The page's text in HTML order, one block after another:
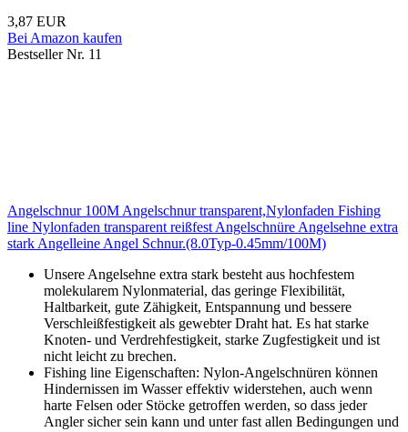
3,87 EUR
Bei Amazon kaufen
Bestseller Nr. 11
Angelschnur 100M Angelschnur transparent,Nylonfaden Fishing
line Nylonfaden transparent reißfest Angelschnüre Angelsehne extra
stark Angelleine Angel Schnur.(8.0Typ-0.45mm/100M)
Unsere Angelsehne extra stark besteht aus hochfestem
molekularem Nylonmaterial, das geringe Flexibilität,
Haltbarkeit, gute Zähigkeit, Entspannung und bessere
Verschleißfestigkeit als gewebter Draht hat. Es hat starke
Knoten- und Verdrehfestigkeit, starke Zugfestigkeit und ist
nicht leicht zu brechen.
Fishing line Eigenschaften: Nylon-Angelschnüren können
Hindernissen im Wasser effektiv widerstehen, auch wenn
harte Felsen oder Stöcke getroffen werden, so dass jeder
Angler sicher sein kann und unter fast allen Bedingungen und